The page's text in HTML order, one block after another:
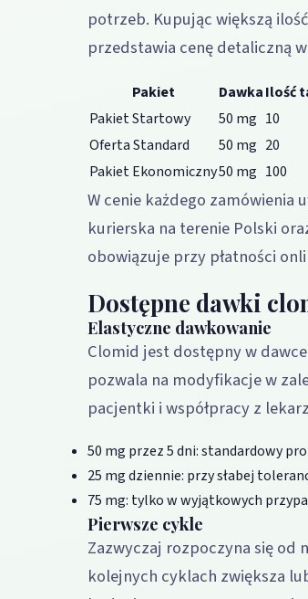
potrzeb. Kupując większą
przedstawia cenę detaliczną
Pakiet DawkaIlość
Pakiet Startowy
50 mg 10
Oferta Standard
50 mg 20
Pakiet Ekonomiczny50 mg 100
W cenie każdego zamówienia
kurierska na terenie Polski
obowiązuje przy płatności
Dostępne dawki
Elastyczne dawkowanie
Clomid jest dostępny w
pozwala na modyfikacje w
pacjentki i współpracy z
50 mg przez 5 dni: standardowy
25 mg dziennie: przy słabej
75 mg: tylko w wyjątkowych
Pierwsze cykle
Zazwyczaj rozpoczyna się od
kolejnych cyklach zwiększa